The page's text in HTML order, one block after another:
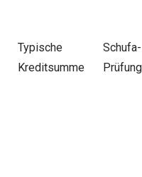
Typische
Kreditsumme
Schufa-
Prüfung